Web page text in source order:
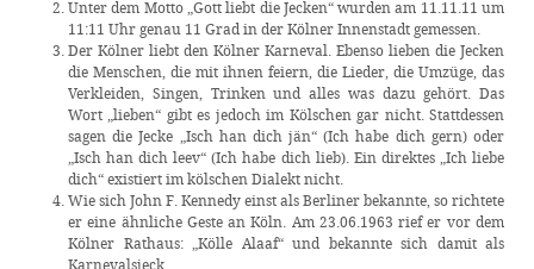
Unter dem Motto „Gott liebt die Jecken“ wurden am 11.11.11 um
11:11 Uhr genau 11 Grad in der Kölner Innenstadt gemessen.
Der Kölner liebt den Kölner Karneval. Ebenso lieben die Jecken
die Menschen, die mit ihnen feiern, die Lieder, die Umzüge, das
Verkleiden, Singen, Trinken und alles was dazu gehört. Das
Wort „lieben“ gibt es jedoch im Kölschen gar nicht. Stattdessen
sagen die Jecke „Isch han dich jän“ (Ich habe dich gern) oder
„Isch han dich leev“ (Ich habe dich lieb). Ein direktes „Ich liebe
dich“ existiert im kölschen Dialekt nicht.
Wie sich John F. Kennedy einst als Berliner bekannte, so richtete
er eine ähnliche Geste an Köln. Am 23.06.1963 rief er vor dem
Kölner Rathaus: „Kölle Alaaf“ und bekannte sich damit als